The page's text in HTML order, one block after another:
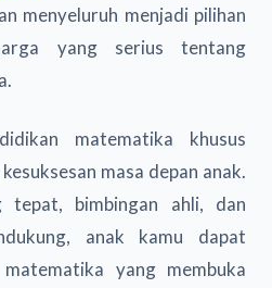
menyeluruh menjadi pilihan
yang serius tentang
matematika khusus
masa depan anak.
tepat, bimbingan ahli, dan
anak kamu dapat
yang membuka